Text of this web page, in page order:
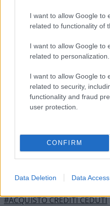
I want to allow Google to
related to functionality of
I want to allow Google to
related to personalization.
I want to allow Google to
related to security,
functionality and fraud
user protection.
CONFIRM
Data Deletion Data Access
In realtà, mancherebbe
un ultimo punto sul
del credito
per i bonus edilizi:
soggetti non bancari
Fabiola Pietrella , 17
#ACQUISTO CREDITI CEDUTI